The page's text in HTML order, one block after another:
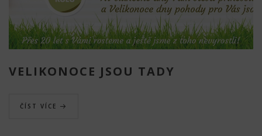
VELIKONOCE JSOU TADY
ČÍST VÍCE